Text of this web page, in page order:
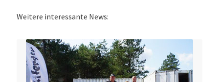
Weitere interessante News: